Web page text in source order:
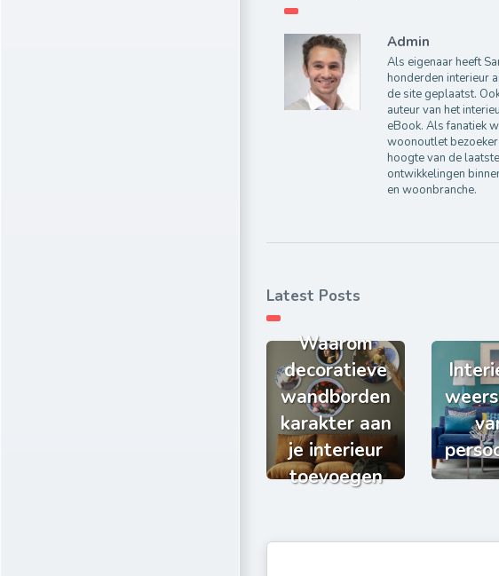
Admin
Als eigenaar heeft
honderden interieur
de site geplaatst.
auteur van het
eBook. Als fanatiek
woonoutlet
hoogte van de
ontwikkelingen
en woonbranche.
Latest Posts
Waarom
decoratieve
wandborden
karakter aan
je interieur
toevoegen